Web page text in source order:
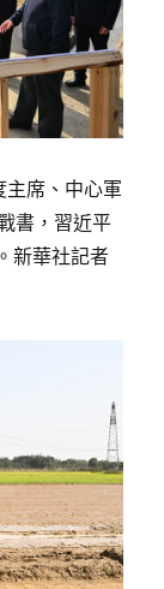
主席、中心軍
書，習近平
新華社記者